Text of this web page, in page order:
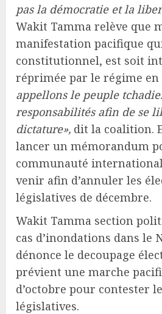
pas la démocratie et la
Wakit Tamma relève que
manifestation pacifique
constitutionnel, est soit
réprimée par le régime en
appellons le peuple
responsabilités afin de se
dictature», dit la coalition.
lancer un mémorandum
communauté
venir afin d’annuler les
législatives de décembre.
Wakit Tamma section
cas d’inondations dans le
dénonce le decoupage
prévient une marche
d’octobre pour contester
législatives.